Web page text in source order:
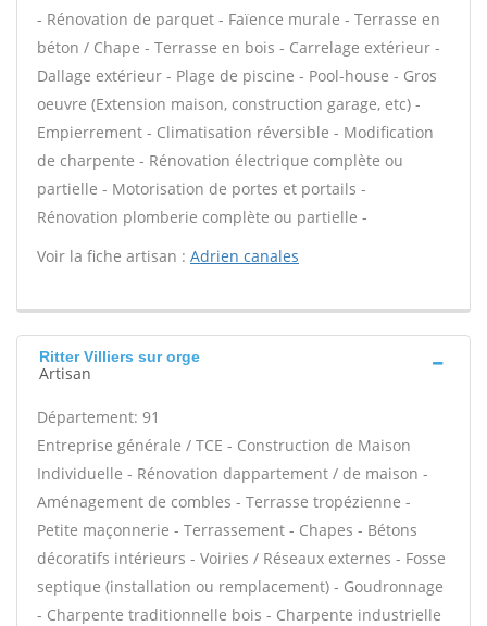
- Rénovation de parquet - Faïence murale - Terrasse en
béton / Chape - Terrasse en bois - Carrelage extérieur -
Dallage extérieur - Plage de piscine - Pool-house - Gros
oeuvre (Extension maison, construction garage, etc) -
Empierrement - Climatisation réversible - Modification
de charpente - Rénovation électrique complète ou
partielle - Motorisation de portes et portails -
Rénovation plomberie complète ou partielle -
Voir la fiche artisan : Adrien canales
Ritter Villiers sur orge
Artisan
Département: 91
Entreprise générale / TCE - Construction de Maison
Individuelle - Rénovation dappartement / de maison -
Aménagement de combles - Terrasse tropézienne -
Petite maçonnerie - Terrassement - Chapes - Bétons
décoratifs intérieurs - Voiries / Réseaux externes - Fosse
septique (installation ou remplacement) - Goudronnage
- Charpente traditionnelle bois - Charpente industrielle